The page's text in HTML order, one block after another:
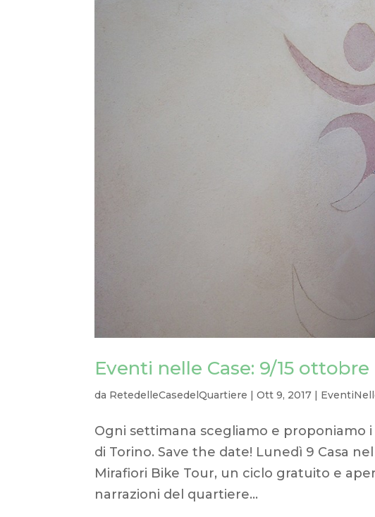
Eventi nelle Case: 9/15 ottobre
da RetedelleCasedelQuartiere |Ott 9, 2017 |
Ogni settimana scegliamo e proponiamo
di Torino. Save the date! Lunedì 9 Casa
Mirafiori Bike Tour, un ciclo gratuito e
narrazioni del quartiere...